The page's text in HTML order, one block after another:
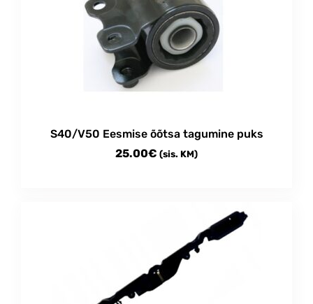
S40/V50 Eesmise õõtsa tagumine puks
25.00€ (sis. KM)